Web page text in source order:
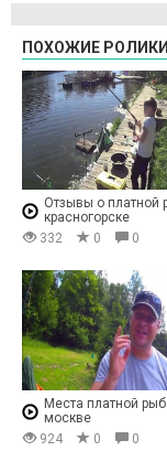
ПОХОЖИЕ РОЛИКИ
Отзывы о платной
красногорске
332
0 0
Места платной
москве
924
0 0